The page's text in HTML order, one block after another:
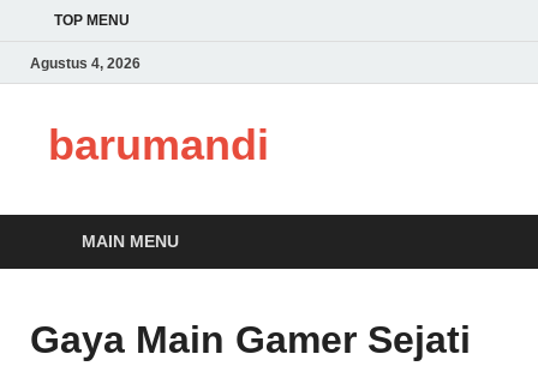
TOP MENU
Agustus 4, 2026
barumandi
MAIN MENU
Gaya Main Gamer Sejati